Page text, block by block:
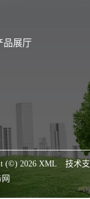
品展厅
(©) 2026 XML
技术支
网